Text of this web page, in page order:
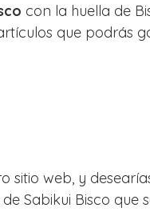
con la huella de
que podrás
sitio web, y
Sabikui Bisco que